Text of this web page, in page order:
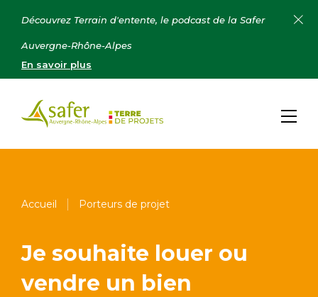
Découvrez Terrain d'entente, le podcast de la Safer
Auvergne-Rhône-Alpes
En savoir plus
Accueil Porteurs de projet
Je souhaite louer ou
vendre un bien